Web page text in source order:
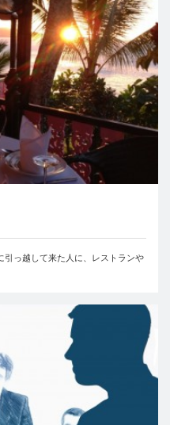
引っ越して来た人に、レストランや